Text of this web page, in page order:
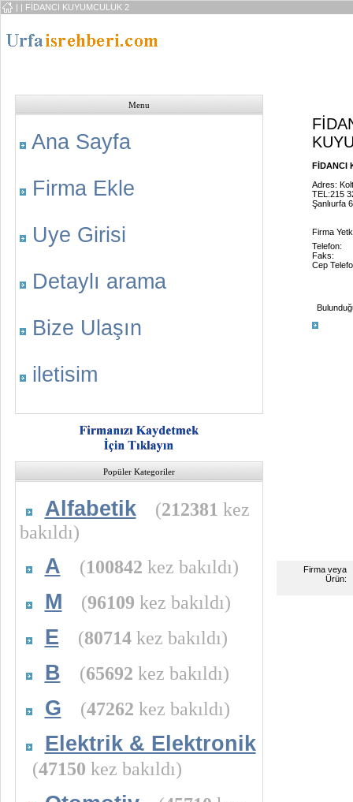
| | FİDANCI KUYUMCULUK 2
Menu
Ana Sayfa
Firma Ekle
Uye Girisi
Detaylı arama
Bize Ulaşın
iletisim
Popüler Kategoriler
Alfabetik (212381 kez
bakıldı)
A (100842 kez bakıldı)
M (96109 kez bakıldı)
E (80714kez bakıldı)
B (65692 kez bakıldı)
G (47262 kez bakıldı)
Elektrik & Elektronik
(47150 kez bakıldı)
FİDANCI
Adres:
TEL:215
Şanlıurfa
Firma
Telefon:
Faks:
Cep
Firma veya
Ürün: